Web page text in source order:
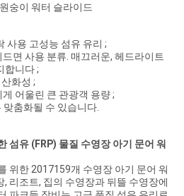
숭이 워터 슬라이드
사용 고성능 섬유 유리 ;
면 사용 분류. 매끄러운, 헤드라이트
합니다 ;
화성 ;
어울린 큰 관광객 용량 ;
맞춤화될 수 있습니다.
섬유 (FRP) 물질 수영장아기 문어 워
위한2017159개 수영장 아기 문어 워
, 리조트, 집의 수영장과 뒤뜰 수영장에